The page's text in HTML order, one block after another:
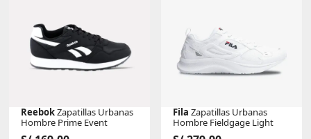
ReebokZapatillas Urbanas
Hombre Prime Event
Fila Zapatillas Urbanas
Hombre Fieldgage Light